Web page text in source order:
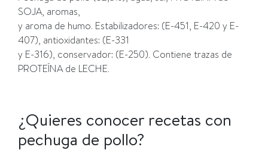
SOJA, aromas,
y aroma de humo. Estabilizadores: (E-451, E-420 y E-
407), antioxidantes: (E-331
y E-316), conservador: (E-250). Contiene trazas de
PROTEÍNA de LECHE.
¿Quieres conocer recetas con
pechuga de pollo?